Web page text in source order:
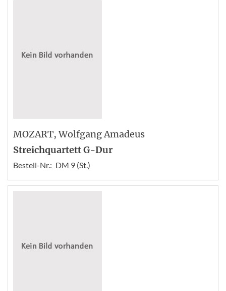
MOZART, Wolfgang Amadeus
Streichquartett G-Dur
Bestell-Nr.: DM 9 (St.)